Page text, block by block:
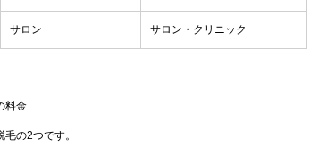
サロン サロン・クリニック
料金
の2つです。